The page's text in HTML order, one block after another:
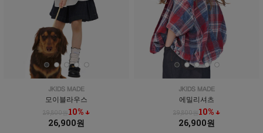
모이블라우스
29,800원10% ↓
26,900원
에밀리셔츠
29,800원10% ↓
26,900원